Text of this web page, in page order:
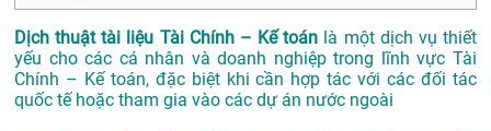
Dịch thuật tài liệu Tài Chính – Kế toán là một dịch vụ thiết
yếu cho các cá nhân và doanh nghiệp trong lĩnh vực Tài
Chính – Kế toán, đặc biệt khi cần hợp tác với các đối tác
quốc tế hoặc tham gia vào các dự án nước ngoài